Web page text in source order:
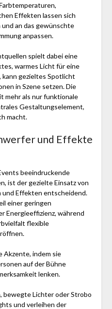
Effekten lassen sich
an das gewünschte
anpassen.
spielt dabei eine
warmes Licht für eine
gezieltes Spotlicht
in Szene setzen. Die
mehr als nur funktionale
Gestaltungselement,
macht.
und Effekte
beeindruckende
ist der gezielte Einsatz von
und Effekten entscheidend.
einer geringen
Energieeffizienz, während
flexible
Akzente, indem sie
auf der Bühne
lenken.
bewegte Lichter oder Strobo
und verleihen der